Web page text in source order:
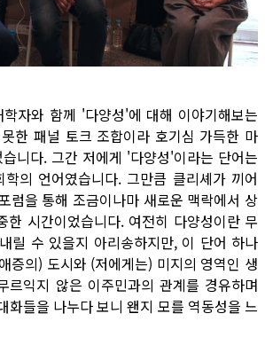
자와 함께 '다양성'에 대해 이야기해보는
한 패널 토크 조합이라 호기심 가득한 마
니다. 그간 저에게 '다양성'이라는 단어는
의 언어였습니다. 그만큼 클리셰가 끼어
럼을 통해 조금이나마 새로운 맥락에서 상
한 시간이었습니다. 여전히 다양성이란 무
릴 수 있을지 아리송하지만, 이 단어 하나
증의) 도시와 (저에게는) 미지의 영역인 생
르익지 않은 이주민과의 관계를 경유하며
화들을 나누다 보니 왠지 모를 역동성을 느